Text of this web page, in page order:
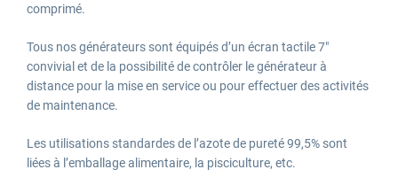
comprimé.
Tous nos générateurs sont équipés d’un écran tactile 7″
convivial et de la possibilité de contrôler le générateur à
distance pour la mise en service ou pour effectuer des activités
de maintenance.
Les utilisations standardes de l’azote de pureté 99,5% sont
liées à l’emballage alimentaire, la pisciculture, etc.